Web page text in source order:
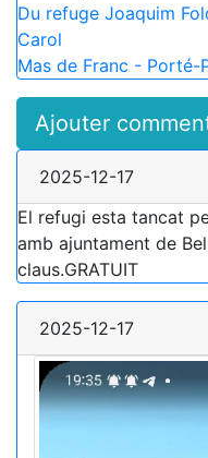
Du refuge Joaquim
Carol
Mas de Franc - Porté-
Ajouter
2025-12-17
El refugi esta tancat
amb ajuntament de
claus.GRATUIT
2025-12-17